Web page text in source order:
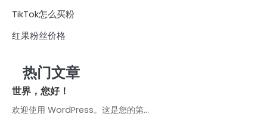
TikTok怎么买粉
红果粉丝价格
热门文章
世界，您好！
欢迎使用 WordPress。这是您的第…